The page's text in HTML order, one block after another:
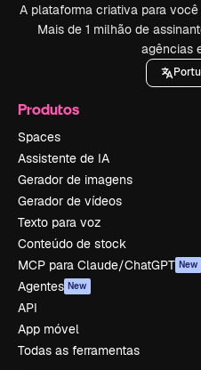
A plataforma criativa para
Mais de 1 milhão de
agências
Produtos
Spaces
Assistente de IA
Gerador de imagens
Gerador de vídeos
Texto para voz
Conteúdo de stock
MCP para Claude/ChatGPT New
Agentes New
API
App móvel
Todas as ferramentas